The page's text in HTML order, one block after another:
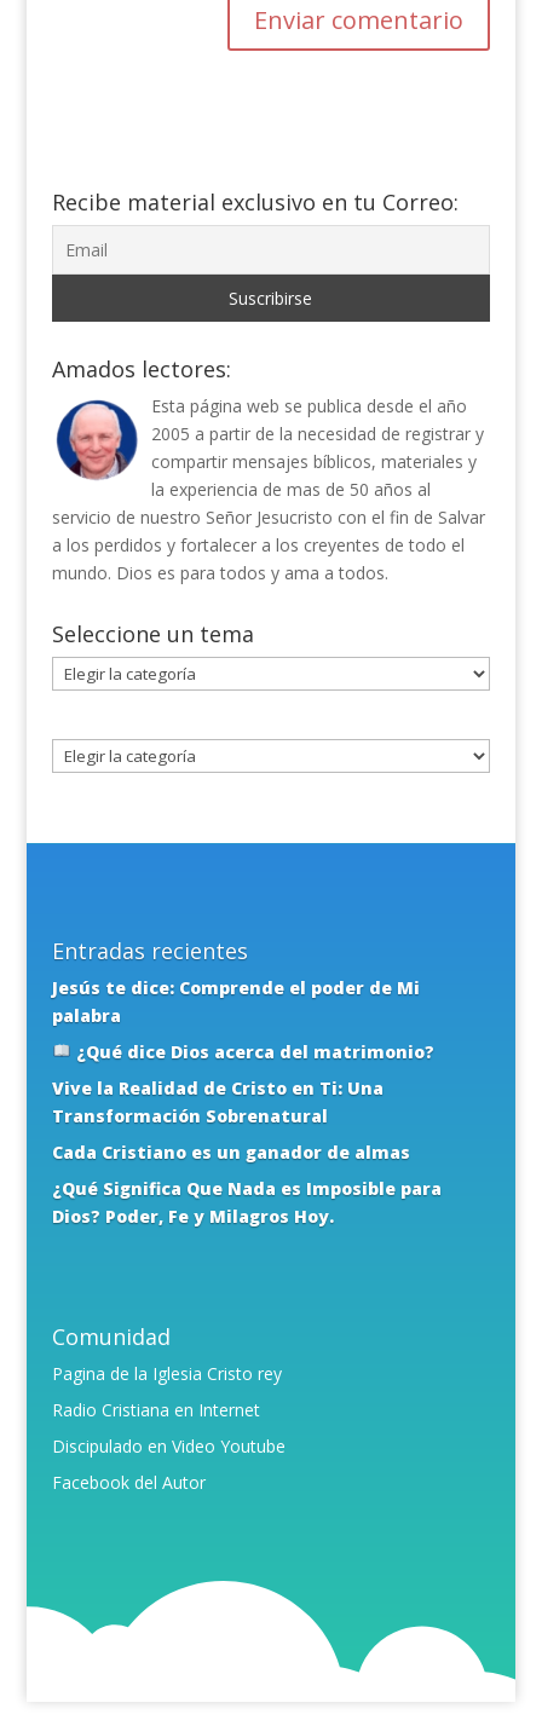
Recibe material exclusivo en tu Correo:
Amados lectores:
Esta página web se publica desde el año
2005 a partir de la necesidad de registrar y
compartir mensajes bíblicos, materiales y
la experiencia de mas de 50 años al
servicio de nuestro Señor Jesucristo con el fin de Salvar
a los perdidos y fortalecer a los creyentes de todo el
mundo. Dios es para todos y ama a todos.
Seleccione un tema
Seleccione
un
Entradas recientes
Jesús te dice: Comprende el poder de Mi
palabra
¿Qué dice Dios acerca del matrimonio?
Vive la Realidad de Cristo en Ti: Una
Transformación Sobrenatural
Cada Cristiano es un ganador de almas
¿Qué Significa Que Nada es Imposible para
Dios? Poder, Fe y Milagros Hoy.
Comunidad
Pagina de la Iglesia Cristo rey
Radio Cristiana en Internet
Discipulado en Video Youtube
Facebook del Autor